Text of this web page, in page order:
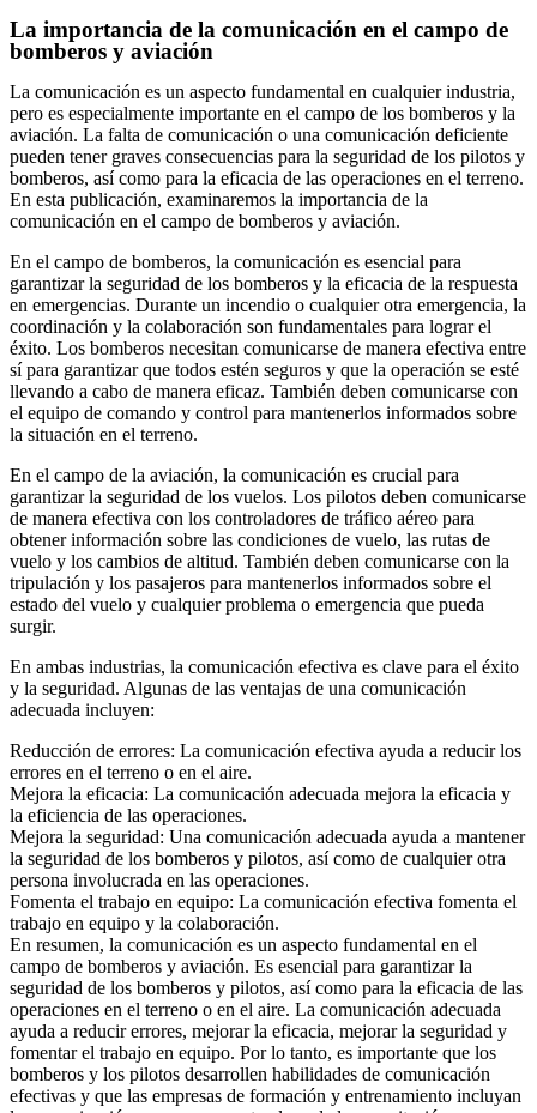
La importancia de la comunicación en el campo de
bomberos y aviación
La comunicación es un aspecto fundamental en cualquier industria,
pero es especialmente importante en el campo de los bomberos y la
aviación. La falta de comunicación o una comunicación deficiente
pueden tener graves consecuencias para la seguridad de los pilotos y
bomberos, así como para la eficacia de las operaciones en el terreno.
En esta publicación, examinaremos la importancia de la
comunicación en el campo de bomberos y aviación.
En el campo de bomberos, la comunicación es esencial para
garantizar la seguridad de los bomberos y la eficacia de la respuesta
en emergencias. Durante un incendio o cualquier otra emergencia, la
coordinación y la colaboración son fundamentales para lograr el
éxito. Los bomberos necesitan comunicarse de manera efectiva entre
sí para garantizar que todos estén seguros y que la operación se esté
llevando a cabo de manera eficaz. También deben comunicarse con
el equipo de comando y control para mantenerlos informados sobre
la situación en el terreno.
En el campo de la aviación, la comunicación es crucial para
garantizar la seguridad de los vuelos. Los pilotos deben comunicarse
de manera efectiva con los controladores de tráfico aéreo para
obtener información sobre las condiciones de vuelo, las rutas de
vuelo y los cambios de altitud. También deben comunicarse con la
tripulación y los pasajeros para mantenerlos informados sobre el
estado del vuelo y cualquier problema o emergencia que pueda
surgir.
En ambas industrias, la comunicación efectiva es clave para el éxito
y la seguridad. Algunas de las ventajas de una comunicación
adecuada incluyen:
Reducción de errores: La comunicación efectiva ayuda a reducir los
errores en el terreno o en el aire.
Mejora la eficacia: La comunicación adecuada mejora la eficacia y
la eficiencia de las operaciones.
Mejora la seguridad: Una comunicación adecuada ayuda a mantener
la seguridad de los bomberos y pilotos, así como de cualquier otra
persona involucrada en las operaciones.
Fomenta el trabajo en equipo: La comunicación efectiva fomenta el
trabajo en equipo y la colaboración.
En resumen, la comunicación es un aspecto fundamental en el
campo de bomberos y aviación. Es esencial para garantizar la
seguridad de los bomberos y pilotos, así como para la eficacia de las
operaciones en el terreno o en el aire. La comunicación adecuada
ayuda a reducir errores, mejorar la eficacia, mejorar la seguridad y
fomentar el trabajo en equipo. Por lo tanto, es importante que los
bomberos y los pilotos desarrollen habilidades de comunicación
efectivas y que las empresas de formación y entrenamiento incluyan